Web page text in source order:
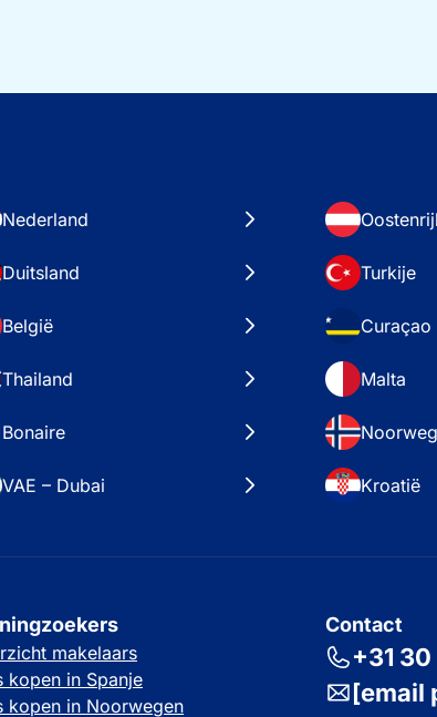
Nederland
Duitsland Turkije
België Curaçao
Thailand Malta
Bonaire
VAE – Dubai Kroatië
makelaars
kopen in Spanje
kopen in Noorwegen
Contact
+31
[email